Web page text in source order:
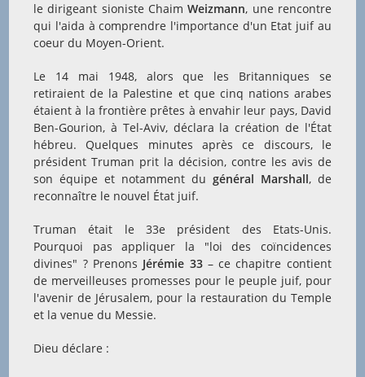
le dirigeant sioniste ChaimWeizmann, une rencontre
qui l'aida à comprendre l'importance d'un Etat juif au
coeur du Moyen-Orient.
Le 14 mai 1948, alors que les Britanniques se
retiraient de la Palestine et que cinq nations arabes
étaient à la frontière prêtes à envahir leur pays, David
Ben-Gourion, à Tel-Aviv, déclara la création de l'État
hébreu. Quelques minutes après ce discours, le
président Truman prit la décision, contre les avis de
son équipe et notamment du général Marshall, de
reconnaître le nouvel État juif.
Truman était le 33e président des Etats-Unis.
Pourquoi pas appliquer la "loi des coïncidences
divines" ? Prenons Jérémie 33– ce chapitre contient
de merveilleuses promesses pour le peuple juif, pour
l'avenir de Jérusalem, pour la restauration du Temple
et la venue du Messie.
Dieu déclare :